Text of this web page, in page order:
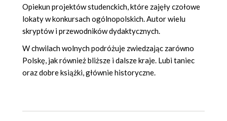
Opiekun projektów studenckich, które zajęły czołowe
lokaty w konkursach ogólnopolskich. Autor wielu
skryptów i przewodników dydaktycznych.
W chwilach wolnych podróżuje zwiedzając zarówno
Polskę, jak również bliższe i dalsze kraje. Lubi taniec
oraz dobre książki, głównie historyczne.